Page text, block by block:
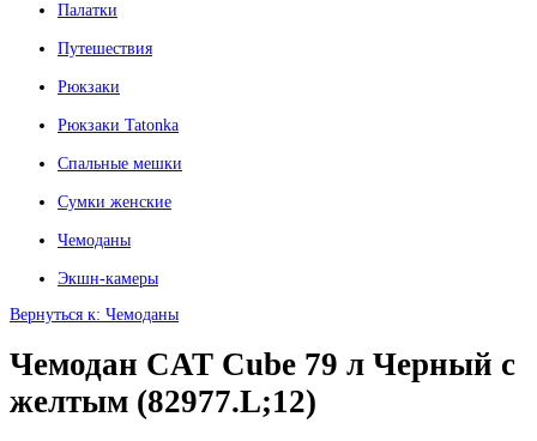
Палатки
Путешествия
Рюкзаки
Рюкзаки Tatonka
Спальные мешки
Сумки женские
Чемоданы
Экшн-камеры
Вернуться к: Чемоданы
Чемодан CAT Cube 79 л Черный с
желтым (82977.L;12)